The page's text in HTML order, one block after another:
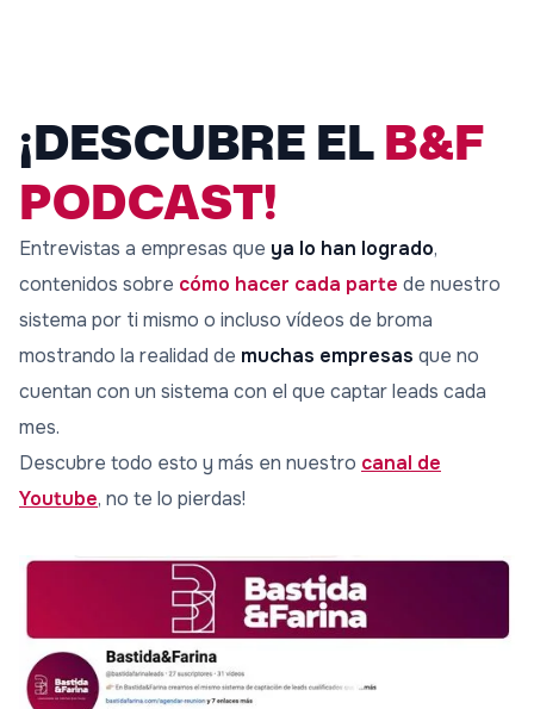
¡DESCUBRE ELB&F
PODCAST!
Entrevistas a empresas que ya lo han logrado,
contenidos sobre cómo hacer cada parte de nuestro
sistema por ti mismo o incluso vídeos de broma
mostrando la realidad de muchas empresas que no
cuentan con un sistema con el que captar leads cada
mes.
Descubre todo esto y más en nuestro canal de
Youtube, no te lo pierdas!